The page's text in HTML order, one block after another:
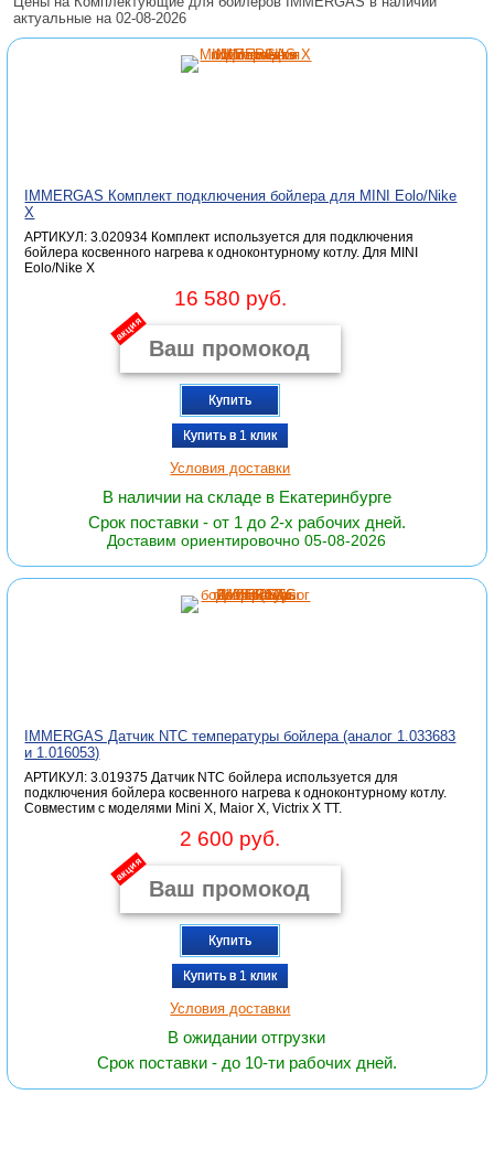
актуальные на 02-08-2026
IMMERGAS Комплект подключения бойлера для MINI Eolo/Nike
X
АРТИКУЛ: 3.020934 Комплект используется для подключения
бойлера косвенного нагрева к одноконтурному котлу. Для MINI
Eolo/Nike X
16 580 руб.
акция
Купить
Купить в 1 клик
Условия доставки
В наличии на складе в Екатеринбурге
Срок поставки - от 1 до 2-х рабочих дней.
Доставим ориентировочно 05-08-2026
IMMERGAS Датчик NTC температуры бойлера (аналог 1.033683
и 1.016053)
АРТИКУЛ: 3.019375 Датчик NTC бойлера используется для
подключения бойлера косвенного нагрева к одноконтурному котлу.
Совместим с моделями Mini X, Maior X, Victrix X TT.
2 600 руб.
акция
Купить
Купить в 1 клик
Условия доставки
В ожидании отгрузки
Срок поставки - до 10-ти рабочих дней.